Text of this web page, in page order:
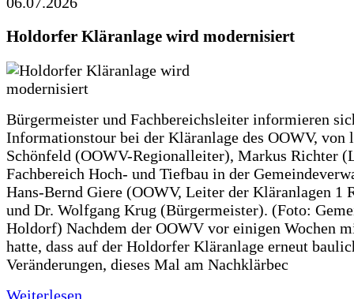
Holdorfer Kläranlage wird modernisiert
Bürgermeister und Fachbereichsleiter informieren
Informationstour bei der Kläranlage des OOWV, von
Schönfeld (OOWV-Regionalleiter), Markus Richter
Fachbereich Hoch- und Tiefbau in der
Hans-Bernd Giere (OOWV, Leiter der Kläranlagen 1
und Dr. Wolfgang Krug (Bürgermeister). (Foto:
Holdorf) Nachdem der OOWV vor einigen Wochen
hatte, dass auf der Holdorfer Kläranlage erneut
Veränderungen, dieses Mal am Nachklärbec
Weiterlesen